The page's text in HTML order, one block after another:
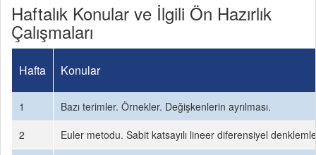
Haftalık Konular ve İlgili Ön Hazırlık
Çalışmaları
Hafta Konular
1
Bazı terimler. Örnekler. Değişkenlerin ayrılması.
2
Euler metodu. Sabit katsayılı lineer diferensiyel